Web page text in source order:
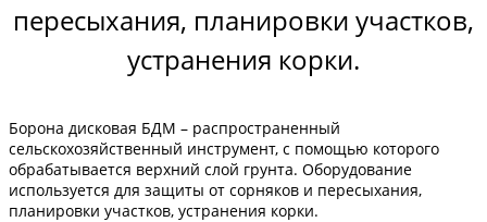
пересыхания, планировки участков,
устранения корки.
Борона дисковая БДМ – распространенный
сельскохозяйственный инструмент, с помощью которого
обрабатывается верхний слой грунта. Оборудование
используется для защиты от сорняков и пересыхания,
планировки участков, устранения корки.